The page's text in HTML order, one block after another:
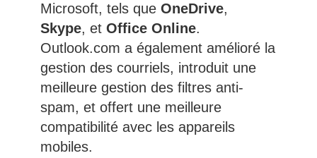
Microsoft, tels que OneDrive,
Skype, et Office Online.
Outlook.com a également amélioré la
gestion des courriels, introduit une
meilleure gestion des filtres anti-
spam, et offert une meilleure
compatibilité avec les appareils
mobiles.